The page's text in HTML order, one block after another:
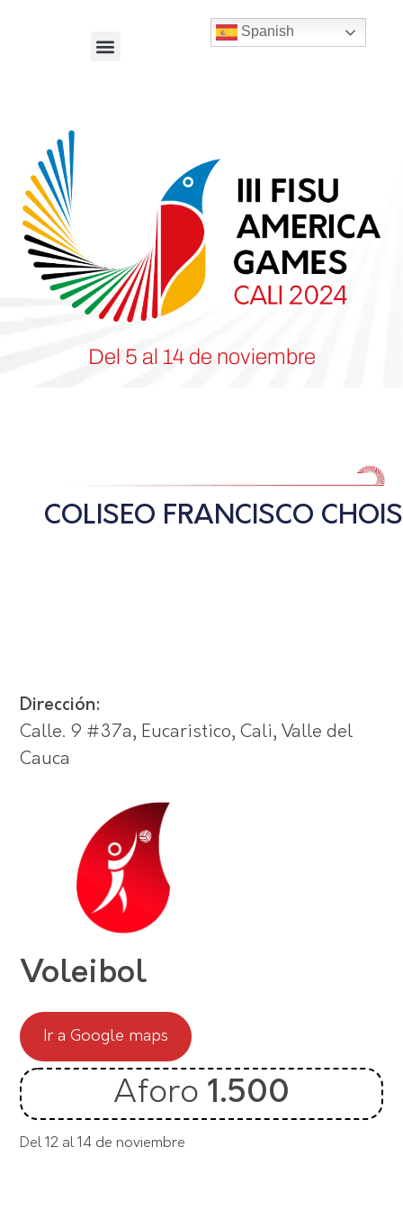
Spanish
Del 5 al 14 de noviembre
COLISEO FRANCISCO CHOIS
Dirección:
Calle. 9 #37a, Eucaristico, Cali, Valle del
Cauca
Voleibol
Ir a Google maps
Aforo 1.500
Del 12 al 14 de noviembre